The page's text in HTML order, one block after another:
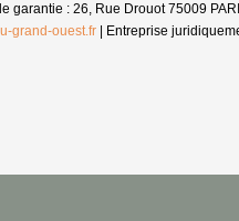
garantie : 26, Rue Drouot 75009
grand-ouest.fr
Entreprise